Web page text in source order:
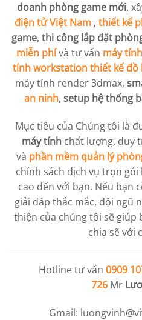
doanh phòng game mới,
điện tử Việt Nam , thiết kế
game, thi công lắp đặt
miễn phívà tư vấn máy
tính workstationthiết kế đồ
máy tính render 3dmax,
an ninh, setup hệ thống
Mục tiêu của Chúng tôi là
máy tínhchất lượng, duy
và phần mềm quản lý
chính sách dịch vụ trọn
cao đến với bạn. Nếu bạn
giải đáp thắc mắc, đội ngũ
thiện của chúng tôi sẽ giúp
chia sẽ với
Hotline tư vấn 0909
726 Mr
Gmail: